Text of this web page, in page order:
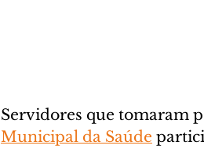
Servidores que tomaram
Municipal da Saúde